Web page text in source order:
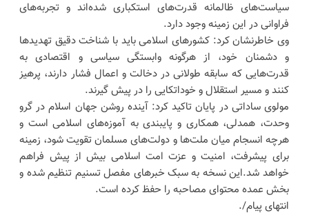
سیاست‌های ظالمانه قدرت‌های استکباری شده‌اند و تجربه‌های
فراوانی در این زمینه وجود دارد.
وی خاطرنشان کرد: کشورهای اسلامی باید با شناخت دقیق تهدیدها
و دشمنان خود، از هرگونه وابستگی سیاسی و اقتصادی به
قدرت‌هایی که سابقه طولانی در دخالت و اعمال فشار دارند، پرهیز
کنند و مسیر استقلال و خوداتکایی را در پیش گیرند.
مولوی ساداتی در پایان تاکید کرد: آینده روشن جهان اسلام در گرو
وحدت، همدلی، همکاری و پایبندی به آموزه‌های اسلامی است و
هرچه انسجام میان ملت‌ها و دولت‌های مسلمان تقویت شود، زمینه
برای پیشرفت، امنیت و عزت امت اسلامی بیش از پیش فراهم
خواهد شد.این نسخه به سبک خبرهای مفصل تسنیم تنظیم شده و
بخش عمده محتوای مصاحبه را حفظ کرده است.
انتهای پیام/.